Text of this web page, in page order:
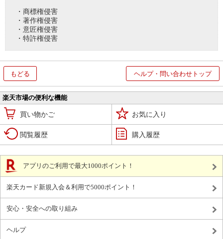
・商標権侵害
・著作権侵害
・意匠権侵害
・特許権侵害
もどる ヘルプ・問い合わせトップ
楽天市場の便利な機能
買い物かご お気に入り
閲覧履歴 購入履歴
アプリのご利用で最大1000ポイント！
楽天カード新規入会＆利用で5000ポイント！
安心・安全への取り組み
ヘルプ